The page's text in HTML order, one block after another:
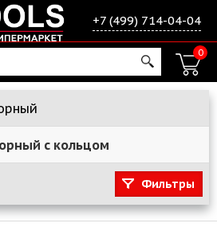
+7 (499) 714-04-04
0
с кольцом
Фильтры